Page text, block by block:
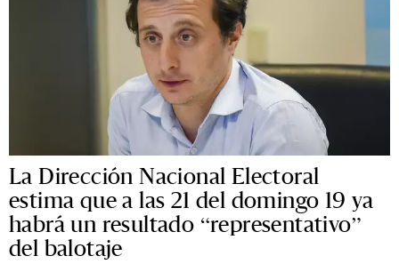
La Dirección Nacional Electoral
estima que a las 21 del domingo 19 ya
habrá un resultado “representativo”
del balotaje